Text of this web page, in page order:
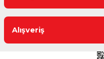
Alışveriş